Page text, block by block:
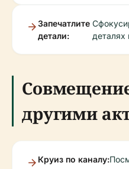
Запечатлите
детали:
деталях
другими
Круиз по каналу: